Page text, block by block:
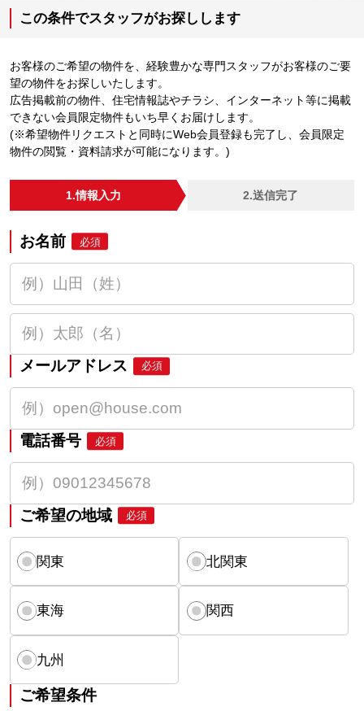
この条件でスタッフがお探しします
お客様のご希望の物件を、経験豊かな専門スタッフがお客様のご要
望の物件をお探しいたします。
広告掲載前の物件、住宅情報誌やチラシ、インターネット等に掲載
できない会員限定物件もいち早くお届けします。
(※希望物件リクエストと同時にWeb会員登録も完了し、会員限定
物件の閲覧・資料請求が可能になります。)
1.情報入力 2.送信完了
お名前 必須
メールアドレス 必須
電話番号 必須
ご希望の地域 必須
関東 北関東
東海 関西
九州
ご希望条件